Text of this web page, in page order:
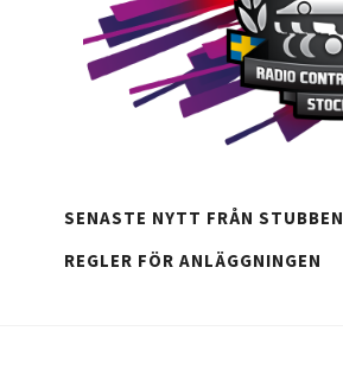
SENASTE NYTT FRÅN STUBBEN
REGLER FÖR ANLÄGGNINGEN